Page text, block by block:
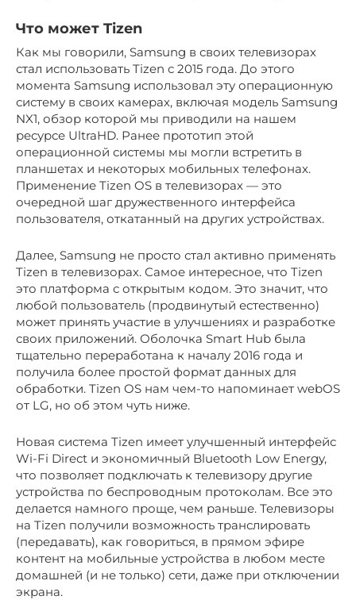
Что может Tizen
Как мы говорили, Samsung в своих телевизорах
стал использовать Tizen с 2015 года. До этого
момента Samsung использовал эту операционную
систему в своих камерах, включая модель Samsung
NX1, обзор которой мы приводили на нашем
ресурсе UltraHD. Ранее прототип этой
операционной системы мы могли встретить в
планшетах и некоторых мобильных телефонах.
Применение Tizen OS в телевизорах — это
очередной шаг дружественного интерфейса
пользователя, откатанный на других устройствах.
Далее, Samsung не просто стал активно применять
Tizen в телевизорах. Самое интересное, что Tizen
это платформа с открытым кодом. Это значит, что
любой пользователь (продвинутый естественно)
может принять участие в улучшениях и разработке
своих приложений. Оболочка Smart Hub была
тщательно переработана к началу 2016 года и
получила более простой формат данных для
обработки. Tizen OS нам чем-то напоминает webOS
от LG, но об этом чуть ниже.
Новая система Tizen имеет улучшенный интерфейс
Wi-Fi Direct и экономичный Bluetooth Low Energy,
что позволяет подключать к телевизору другие
устройства по беспроводным протоколам. Все это
делается намного проще, чем раньше. Телевизоры
на Tizen получили возможность транслировать
(передавать), как говориться, в прямом эфире
контент на мобильные устройства в любом месте
домашней (и не только) сети, даже при отключении
экрана.